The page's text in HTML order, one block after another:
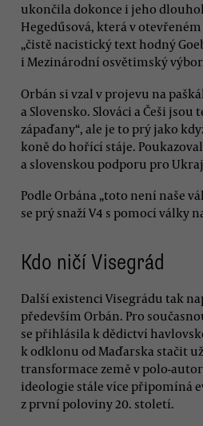
ukončila dokonce i jeho
Hegedűsová, která v
„čistě nacistický text hodný
i Mezinárodní osvětimský
Orbán si vzal v projevu na
a Slovensko. Slováci a Češi jsou
zápaďany“, ale je to prý jako
koně do hořící stáje.
a slovenskou podporu pro
Podle Orbána „toto není naše
se prý snaží V4 s pomocí války
Kdo ničí Visegrád
Další existenci Visegrádu tak
především Orbán. Pro
se přihlásila k dědictví
k odklonu od Maďarska stačit
transformace země v polo-
ideologie stále více připomíná
z první poloviny 20. století.